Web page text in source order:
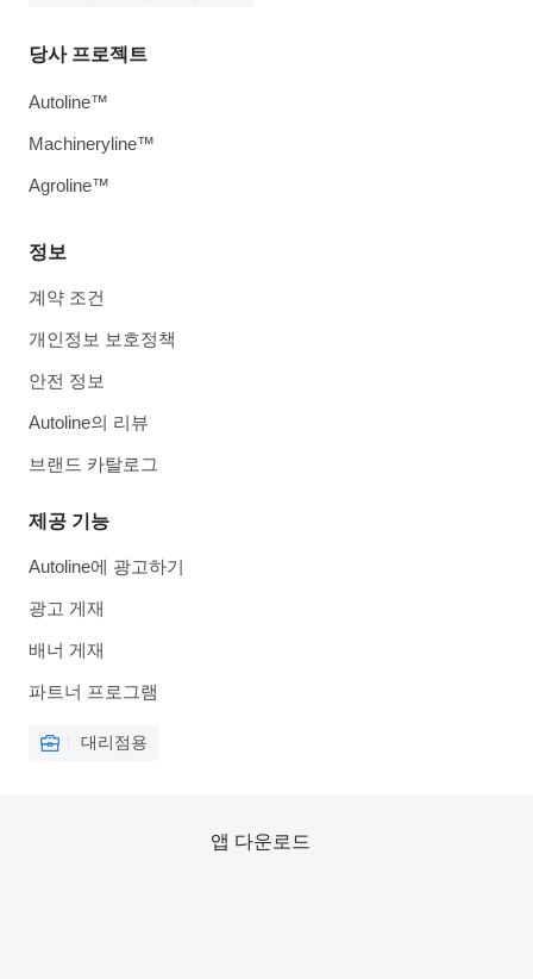
정보
계약 조건
개인정보 보호정책
안전 정보
Autoline의 리뷰
브랜드 카탈로그
제공 기능
Autoline에 광고하기
광고 게재
배너 게재
파트너 프로그램
대리점용
당사 프로젝트
Autoline™
Machineryline™
Agroline™
앱 다운로드